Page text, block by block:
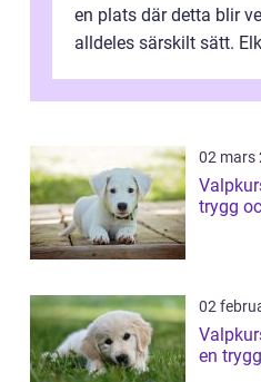
en plats där detta blir
alldeles särskilt sätt.
02 mars
Valpkurs i
trygg
02
Valpkurs i
en